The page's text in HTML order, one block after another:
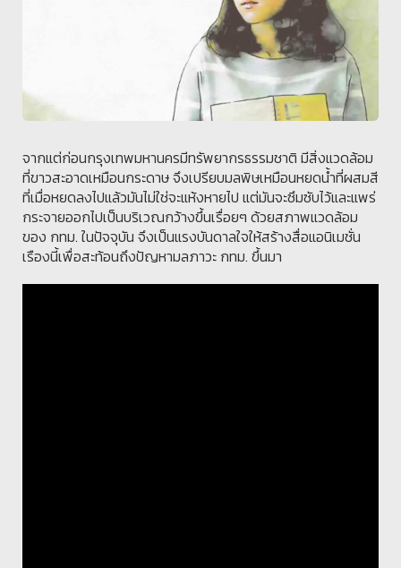
จากแต่ก่อนกรุงเทพมหานครมีทรัพยากรธรรมชาติ มีสิ่งแวดล้อม
ที่ขาวสะอาดเหมือนกระดาษ จึงเปรียบมลพิษเหมือนหยดน้ำที่ผสมสี
ที่เมื่อหยดลงไปแล้วมันไม่ใช่จะแห้งหายไป แต่มันจะซึมซับไว้และแพร่
กระจายออกไปเป็นบริเวณกว้างขึ้นเรื่อยๆ ด้วยสภาพแวดล้อม
ของ กทม. ในปัจจุบัน จึงเป็นแรงบันดาลใจให้สร้างสื่อแอนิเมชั่น
เรืองนี้เพื่อสะท้อนถึงปัญหามลภาวะ กทม. ขึ้นมา